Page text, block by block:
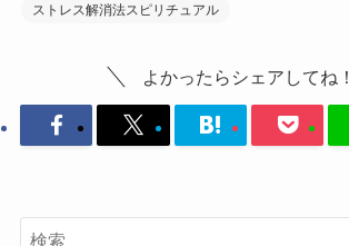
ストレス解消法スピリチュアル
よかったらシェアしてね！